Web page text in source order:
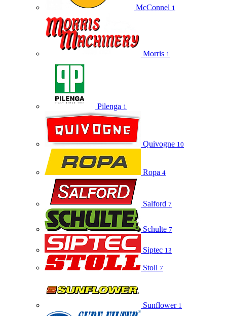
McConnel 1
Morris 1
Pilenga 1
Quivogne 10
Ropa 4
Salford 7
Schulte 7
Siptec 13
Stoll 7
Sunflower 1